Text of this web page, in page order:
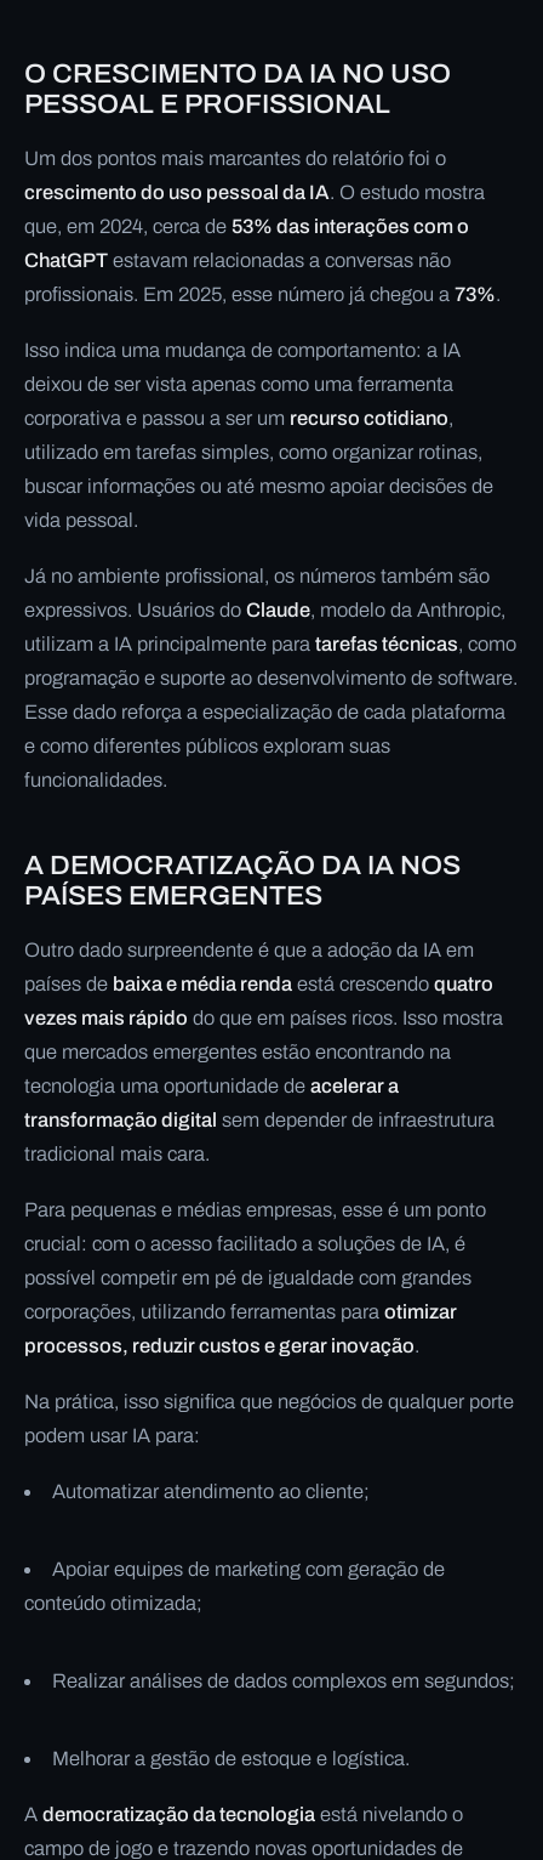
O CRESCIMENTO DA IA NO USO
PESSOAL E PROFISSIONAL
Um dos pontos mais marcantes do relatório foi o
crescimento do uso pessoal da IA. O estudo mostra
que, em 2024, cerca de 53% das interações com o
ChatGPT estavam relacionadas a conversas não
profissionais. Em 2025, esse número já chegou a 73%.
Isso indica uma mudança de comportamento: a IA
deixou de ser vista apenas como uma ferramenta
corporativa e passou a ser um recurso cotidiano,
utilizado em tarefas simples, como organizar rotinas,
buscar informações ou até mesmo apoiar decisões de
vida pessoal.
Já no ambiente profissional, os números também são
expressivos. Usuários do Claude, modelo da Anthropic,
utilizam a IA principalmente para tarefas técnicas, como
programação e suporte ao desenvolvimento de software.
Esse dado reforça a especialização de cada plataforma
e como diferentes públicos exploram suas
funcionalidades.
A DEMOCRATIZAÇÃO DA IA NOS
PAÍSES EMERGENTES
Outro dado surpreendente é que a adoção da IA em
países de baixa e média renda está crescendo quatro
vezes mais rápido do que em países ricos. Isso mostra
que mercados emergentes estão encontrando na
tecnologia uma oportunidade de acelerar a
transformação digital sem depender de infraestrutura
tradicional mais cara.
Para pequenas e médias empresas, esse é um ponto
crucial: com o acesso facilitado a soluções de IA, é
possível competir em pé de igualdade com grandes
corporações, utilizando ferramentas para otimizar
processos, reduzir custos e gerar inovação.
Na prática, isso significa que negócios de qualquer porte
podem usar IA para:
Automatizar atendimento ao cliente;
Apoiar equipes de marketing com geração de
conteúdo otimizada;
Realizar análises de dados complexos em segundos;
Melhorar a gestão de estoque e logística.
A democratização da tecnologia está nivelando o
campo de jogo e trazendo novas oportunidades de